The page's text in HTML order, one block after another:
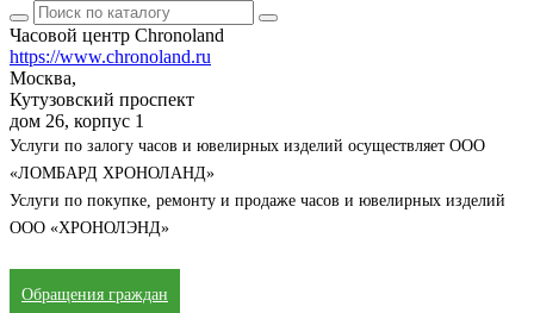
Часовой центр Chronoland
https://www.chronoland.ru
Москва,
Кутузовский проспект
дом 26, корпус 1
Услуги по залогу часов и ювелирных изделий осуществляет ООО
«ЛОМБАРД ХРОНОЛАНД»
Услуги по покупке, ремонту и продаже часов и ювелирных изделий
ООО «ХРОНОЛЭНД»
Обращения граждан